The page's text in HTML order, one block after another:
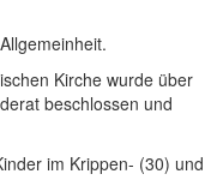
Kirche wurde über
beschlossen und
im Krippen- (30) und